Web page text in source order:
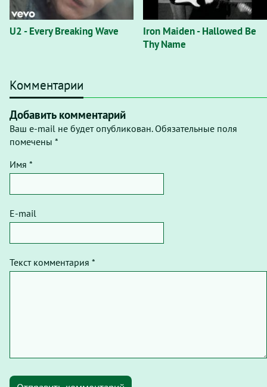
U2 - Every Breaking Wave
Iron Maiden - Hallowed Be
Thy Name
Комментарии
Добавить комментарий
Ваш e-mail не будет опубликован. Обязательные поля
помечены *
Имя *
E-mail
Текст комментария *